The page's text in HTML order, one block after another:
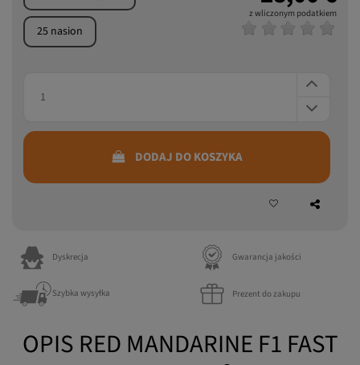
5 nasion + 2 gratis 28,00 €
DODAJ DO KOSZYKA
Dyskrecja Gwarancja jakości